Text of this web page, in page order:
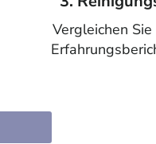
Vergleichen